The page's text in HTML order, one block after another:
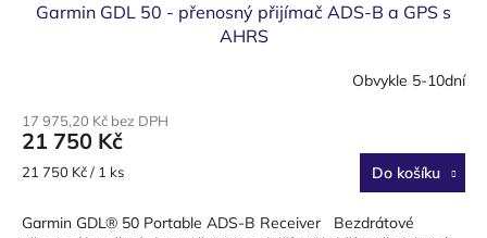
Garmin GDL 50 - přenosný přijímač ADS-B a GPS s
AHRS
Obvykle 5-10dní
17 975,20 Kč bez DPH
21 750 Kč
Měrná
21 750 Kč / 1 ks Do košíku
Garmin GDL® 50 Portable ADS-B Receiver Bezdrátové